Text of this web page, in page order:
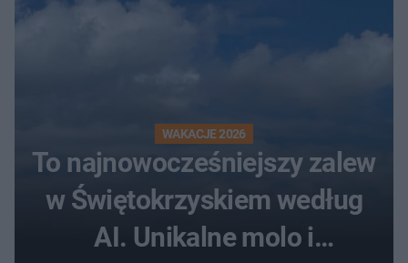
WAKACJE 2026
To najnowocześniejszy zalew
w Świętokrzyskiem według
AI. Unikalne molo i